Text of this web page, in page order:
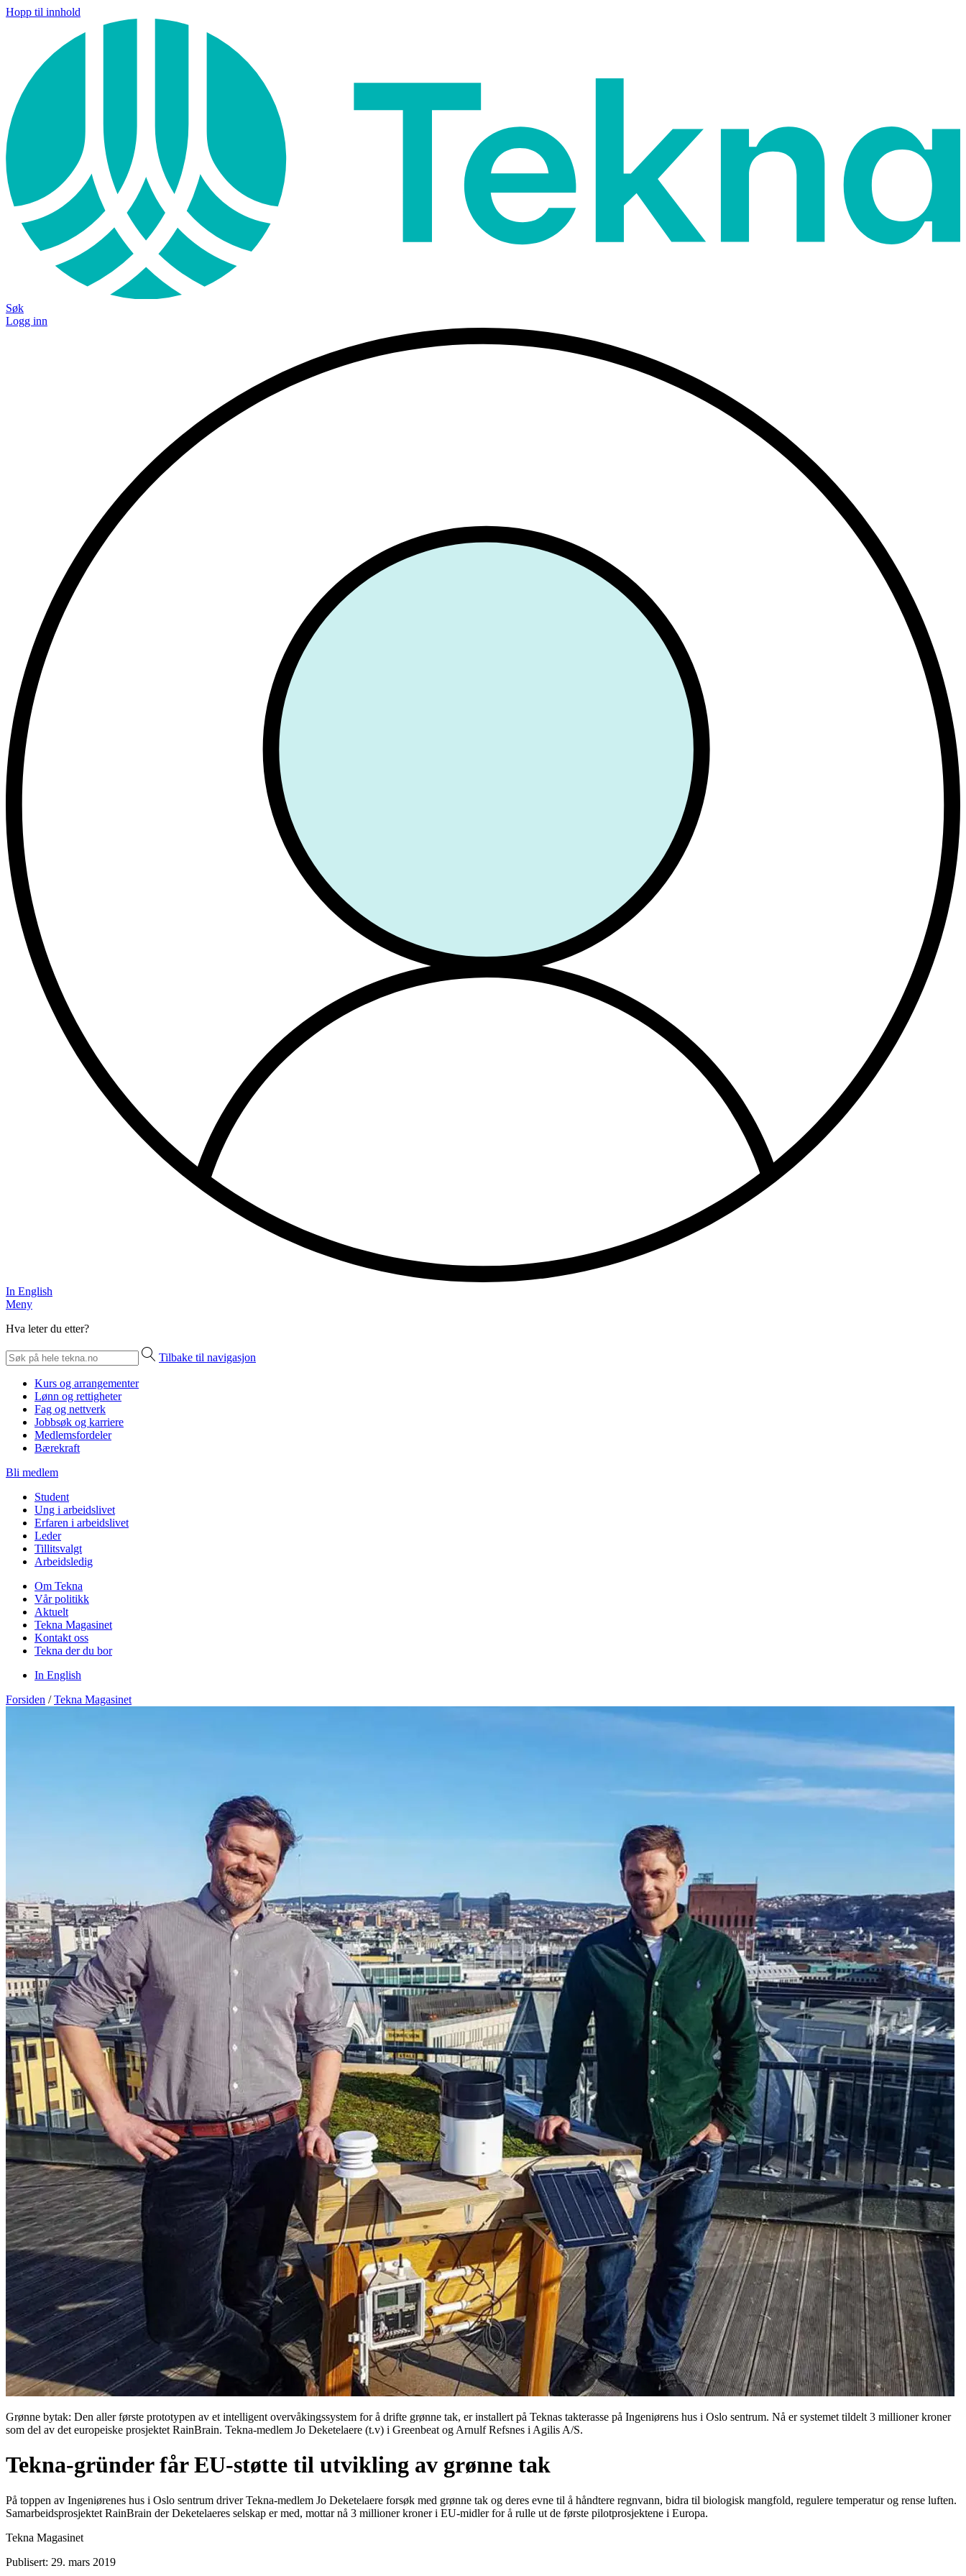
Hopp til innhold
Søk
Logg inn
In English
Meny
Hva leter du etter?
Tilbake til navigasjon
Kurs og arrangementer
Lønn og rettigheter
Fag og nettverk
Jobbsøk og karriere
Medlemsfordeler
Bærekraft
Bli medlem
Student
Ung i arbeidslivet
Erfaren i arbeidslivet
Leder
Tillitsvalgt
Arbeidsledig
Om Tekna
Vår politikk
Aktuelt
Tekna Magasinet
Kontakt oss
Tekna der du bor
In English
Forsiden / Tekna Magasinet
Grønne bytak: Den aller første prototypen av et intelligent overvåkingssystem for å drifte grønne tak, er installert på Teknas takterasse på Ingeniørens hus i Oslo sentrum. Nå er systemet tildelt 3 millioner kroner
som del av det europeiske prosjektet RainBrain. Tekna-medlem Jo Deketelaere (t.v) i Greenbeat og Arnulf Refsnes i Agilis A/S.
Tekna-gründer får EU-støtte til utvikling av grønne tak
På toppen av Ingeniørenes hus i Oslo sentrum driver Tekna-medlem Jo Deketelaere forsøk med grønne tak og deres evne til å håndtere regnvann, bidra til biologisk mangfold, regulere temperatur og rense luften.
Samarbeidsprosjektet RainBrain der Deketelaeres selskap er med, mottar nå 3 millioner kroner i EU-midler for å rulle ut de første pilotprosjektene i Europa.
Tekna Magasinet
Publisert: 29. mars 2019